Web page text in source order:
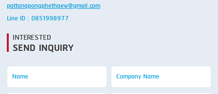
pattanapongphethaew@gmail.com
Line ID : 0851998977
INTERESTED
SEND INQUIRY